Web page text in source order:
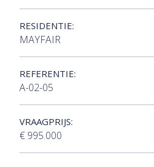
RESIDENTIE:
MAYFAIR
REFERENTIE:
A-02-05
VRAAGPRIJS:
€ 995.000